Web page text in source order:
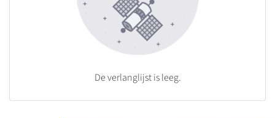
De verlanglijst is leeg.